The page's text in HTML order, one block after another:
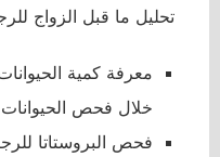
تحليل ما قبل الزواج
معرفة كمية
خلال فحص الحيوانات
فحص البروستاتا